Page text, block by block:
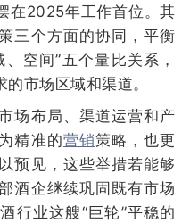
在2025年工作首位。其
三个方面的协同，平衡
空间”五个量比关系，
市场区域和渠道。
场布局、渠道运营和产
精准的营销策略，也更
预见，这些举措若能够
酒企继续巩固既有市场
行业这艘“巨轮”平稳的